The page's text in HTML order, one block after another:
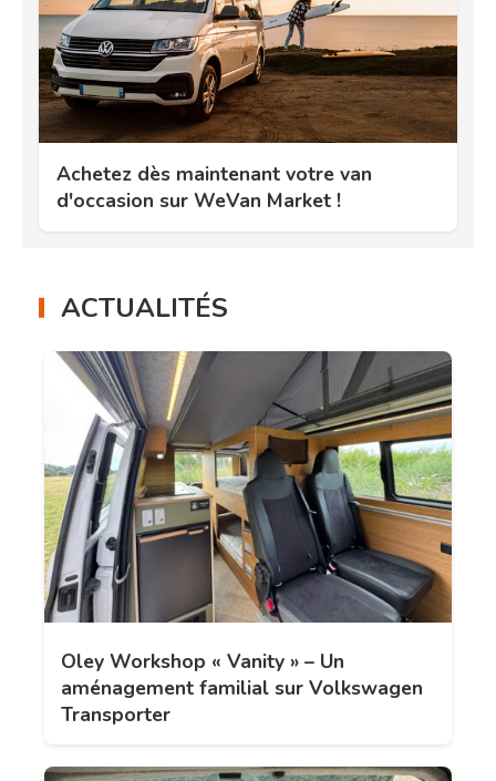
Achetez dès maintenant votre van
d'occasion sur WeVan Market !
ACTUALITÉS
Oley Workshop « Vanity » – Un
aménagement familial sur Volkswagen
Transporter